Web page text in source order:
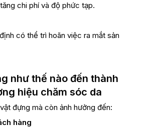
chi phí và độ phức tạp.
có thể trì hoãn việc ra mắt sản
như thế nào đến thành
hiệu chăm sóc da
đựng mà còn ảnh hưởng đến:
hàng